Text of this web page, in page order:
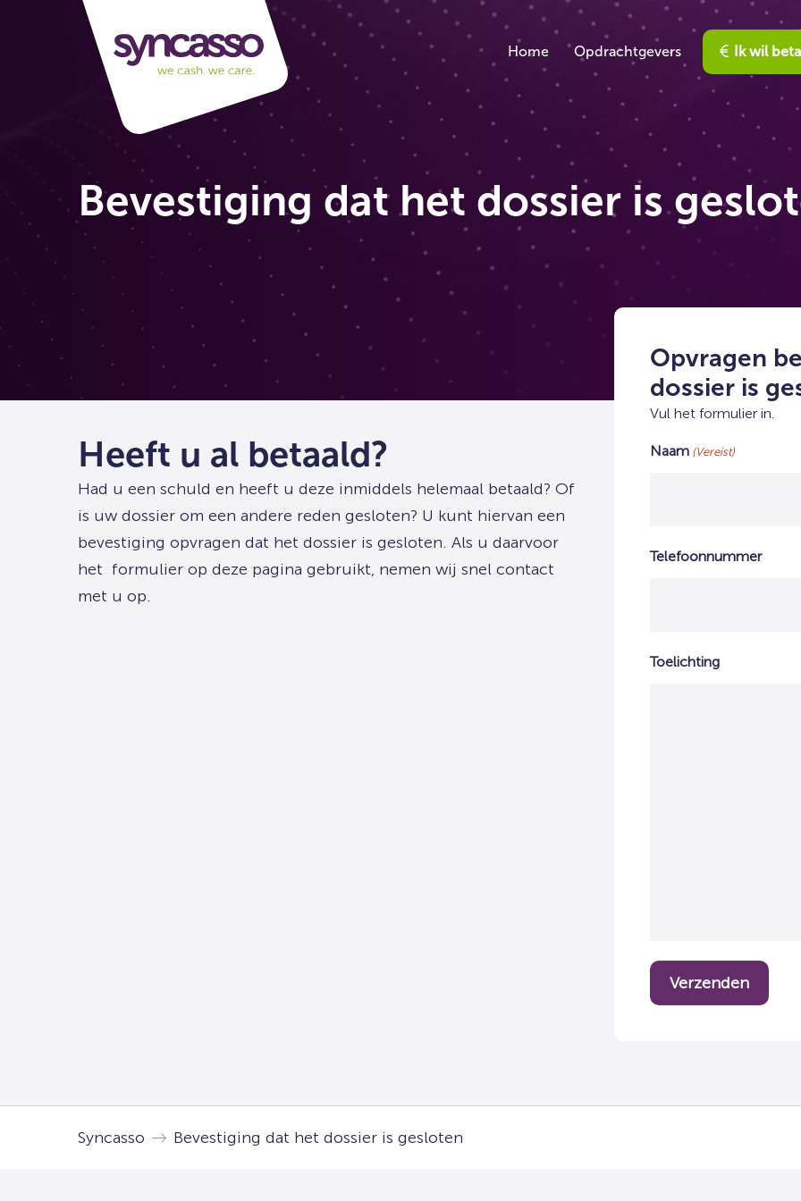
Home Opdrachtgevers Ik wil
Bevestiging dat het dossier is
Heeft u al betaald?
Had u een schuld en heeft u deze inmiddels helemaal betaald? Of
is uw dossier om een andere reden gesloten? U kunt hiervan een
bevestiging opvragen dat het dossier is gesloten. Als u daarvoor
het formulier op deze pagina gebruikt, nemen wij snel contact
met u op.
Opvragen
dossier is
Vul het formulier in.
Naam (Vereist)
Telefoonnummer
Toelichting
Syncasso Bevestiging dat het dossier is gesloten